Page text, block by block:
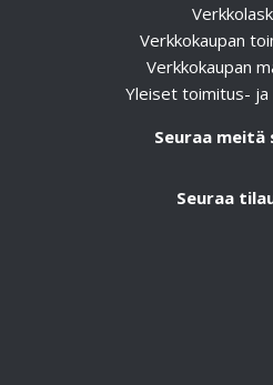
Verkkokaupan
Verkkokaupan
Yleiset toimitus-
Seuraa meitä
Seuraa